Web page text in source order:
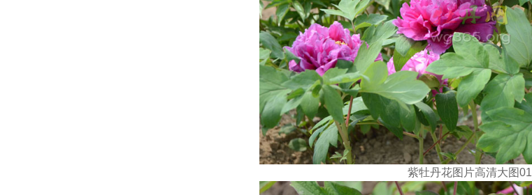
紫牡丹花图片高清大图01